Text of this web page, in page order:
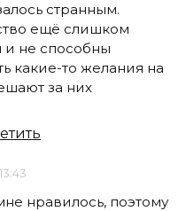
странным.
ещё слишком
и не способны
какие-то желания на
за них
нравилось, поэтому